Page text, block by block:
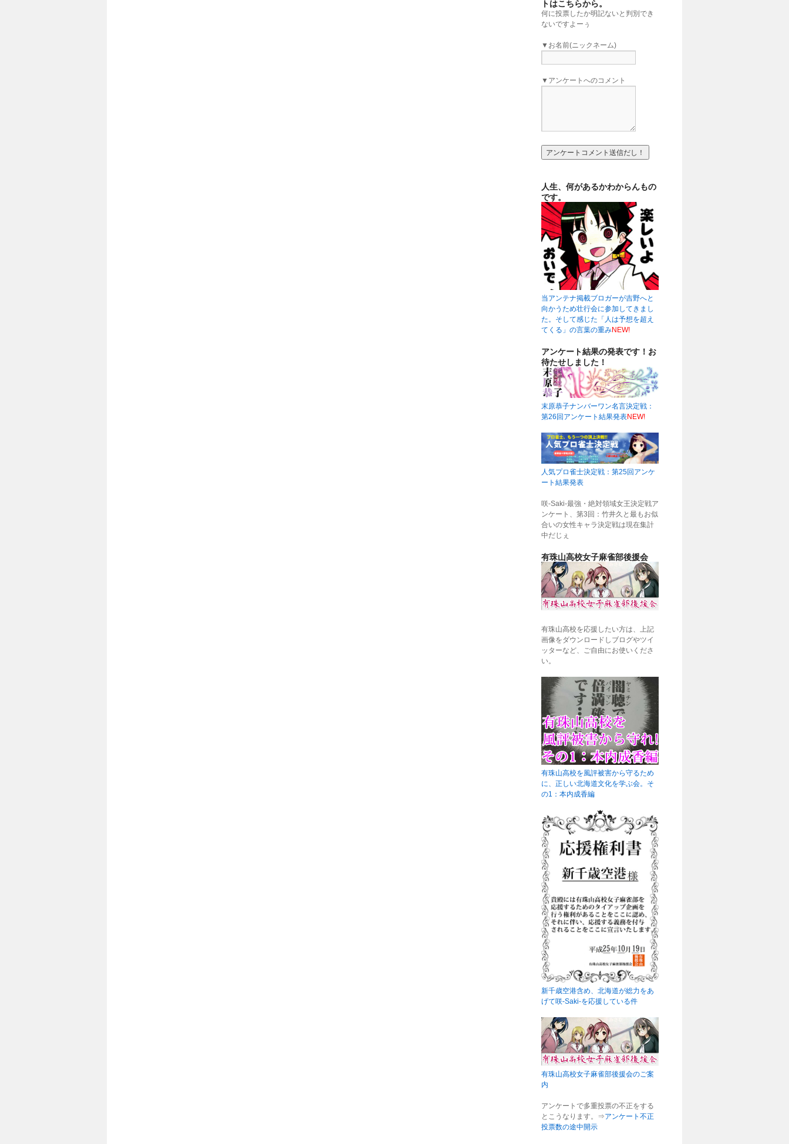
トはこちらから。
何に投票したか明記ないと判別でき
ないですよーぅ
▼お名前(ニックネーム)
▼アンケートへのコメント
人生、何があるかわからんもの
です。
当アンテナ掲載ブロガーが吉野へと
向かうため壮行会に参加してきまし
た。そして感じた「人は予想を超え
てくる」の言葉の重みNEW!
アンケート結果の発表です！お
待たせしました！
末原恭子ナンバーワン名言決定戦：
第26回アンケート結果発表NEW!
人気プロ雀士決定戦：第25回アンケ
ート結果発表
咲-Saki-最強・絶対領域女王決定戦ア
ンケート、第3回：竹井久と最もお似
合いの女性キャラ決定戦は現在集計
中だじぇ
有珠山高校女子麻雀部後援会
有珠山高校を応援したい方は、上記
画像をダウンロードしブログやツイ
ッターなど、ご自由にお使いくださ
い。
有珠山高校を風評被害から守るため
に、正しい北海道文化を学ぶ会。そ
の1：本内成香編
新千歳空港含め、北海道が総力をあ
げて咲-Saki-を応援している件
有珠山高校女子麻雀部後援会のご案
内
アンケートで多重投票の不正をする
とこうなります。⇒アンケート不正
投票数の途中開示